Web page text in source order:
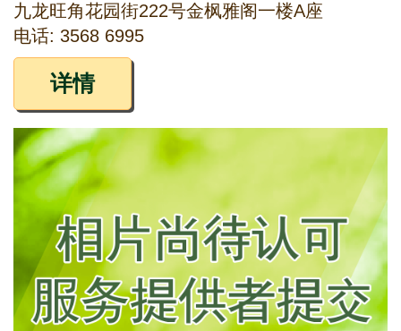
九龙旺角花园街222号金枫雅阁一楼A座
电话: 3568 6995
详情